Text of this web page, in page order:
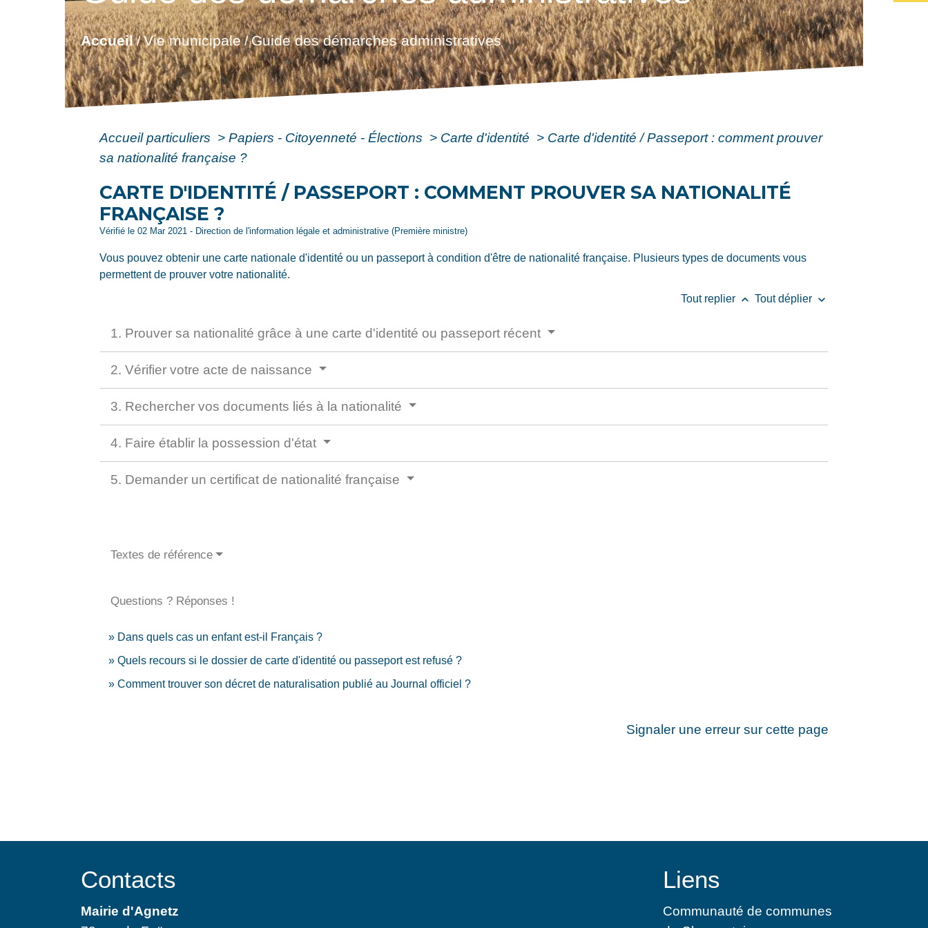
Accueil/Vie municipale/Guide des démarches administratives
Accueil particuliers > Papiers - Citoyenneté - Élections > Carte d'identité > Carte d'identité / Passeport : comment prouver
sa nationalité française ?
CARTE D'IDENTITÉ / PASSEPORT : COMMENT PROUVER SA NATIONALITÉ
FRANÇAISE ?
Vérifié le 02 Mar 2021 - Direction de l'information légale et administrative (Première ministre)
Vous pouvez obtenir une carte nationale d'identité ou un passeport à condition d'être de nationalité française. Plusieurs types de documents vous
permettent de prouver votre nationalité.
Tout replier keyboard_arrow_up Tout déplier keyboard_arrow_down
1. Prouver sa nationalité grâce à une carte d'identité ou passeport récent
2. Vérifier votre acte de naissance
3. Rechercher vos documents liés à la nationalité
4. Faire établir la possession d'état
5. Demander un certificat de nationalité française
Textes de référence
Questions ? Réponses !
Dans quels cas un enfant est-il Français ?
Quels recours si le dossier de carte d'identité ou passeport est refusé ?
Comment trouver son décret de naturalisation publié au Journal officiel ?
Signaler une erreur sur cette page
Contacts
Mairie d'Agnetz
Liens
Communauté de communes